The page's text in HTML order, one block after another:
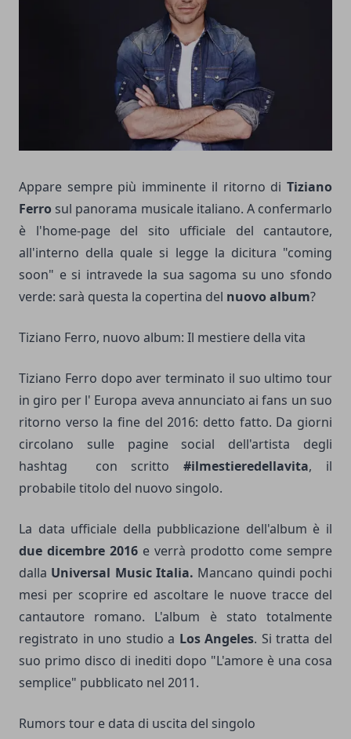
Appare sempre più imminente il ritorno di Tiziano
Ferro sul panorama musicale italiano. A confermarlo
è l'home-page del sito ufficiale del cantautore,
all'interno della quale si legge la dicitura "coming
soon" e si intravede la sua sagoma su uno sfondo
verde: sarà questa la copertina del nuovo album?
Tiziano Ferro, nuovo album: Il mestiere della vita
Tiziano Ferro dopo aver terminato il suo ultimo tour
in giro per l' Europa aveva annunciato ai fans un suo
ritorno verso la fine del 2016: detto fatto. Da giorni
circolano sulle pagine social dell'artista degli
hashtag con scritto#ilmestieredellavita, il
probabile titolo del nuovo singolo.
La data ufficiale della pubblicazione dell'album è il
due dicembre 2016 e verrà prodotto come sempre
dalla Universal Music Italia. Mancano quindi pochi
mesi per scoprire ed ascoltare le nuove tracce del
cantautore romano. L'album è stato totalmente
registrato in uno studio a Los Angeles. Si tratta del
suo primo disco di inediti dopo "L'amore è una cosa
semplice" pubblicato nel 2011.
Rumors tour e data di uscita del singolo